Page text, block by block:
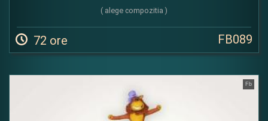
( alege compozitia )
72 ore FB089
Fb